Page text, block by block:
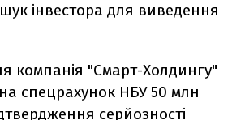
інвестора для виведення
компанія "Смарт-Холдингу"
спецрахунок НБУ 50 млн
серйозності